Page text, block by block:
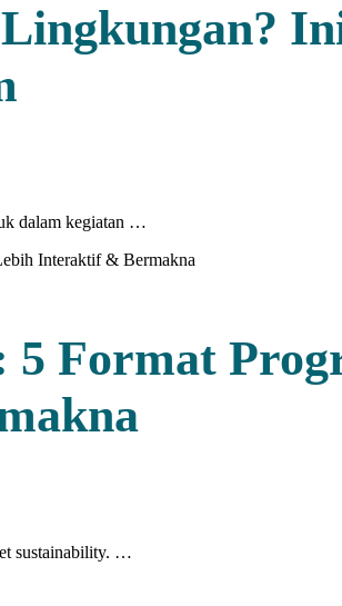
dalam kegiatan …
5 Format
sustainability. …